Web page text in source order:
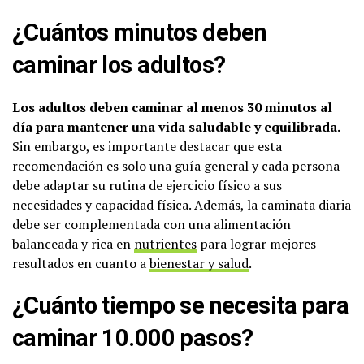
¿Cuántos minutos deben
caminar los adultos?
Los adultos deben caminar al menos 30 minutos al
día para mantener una vida saludable y equilibrada.
Sin embargo, es importante destacar que esta
recomendación es solo una guía general y cada persona
debe adaptar su rutina de ejercicio físico a sus
necesidades y capacidad física. Además, la caminata diaria
debe ser complementada con una alimentación
balanceada y rica en nutrientes para lograr mejores
resultados en cuanto abienestar y salud.
¿Cuánto tiempo se necesita para
caminar 10.000 pasos?